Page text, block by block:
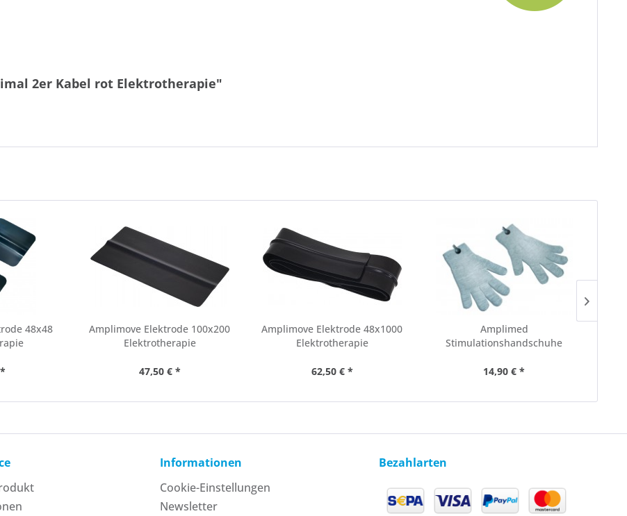
2er Kabel rot Elektrotherapie"
48x48
Amplimove Elektrode 100x200
Elektrotherapie
47,50 € *
Amplimove Elektrode 48x1000
Elektrotherapie
62,50 € *
Amplimed
Stimulationshandschuhe
14,90 € *
Informationen
Cookie-Einstellungen
Newsletter
Bezahlarten